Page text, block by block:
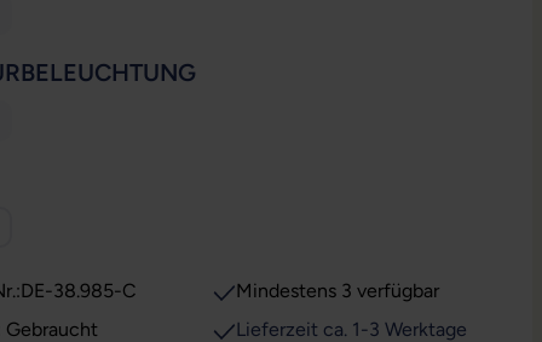
DE-38.985-C
Gebraucht
Mindestens 3 verfügbar
Lieferzeit ca. 1-3 Werktage